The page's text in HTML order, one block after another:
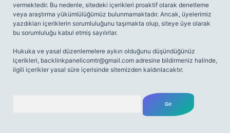
vermektedir. Bu nedenle, sitedeki içerikleri proaktif olarak denetleme
veya araştırma yükümlülüğümüz bulunmamaktadır. Ancak, üyelerimiz
yazdıkları içeriklerin sorumluluğunu taşımakta olup, siteye üye olarak
bu sorumluluğu kabul etmiş sayılırlar.
Hukuka ve yasal düzenlemelere aykırı olduğunu düşündüğünüz
içerikleri, backlinkpanelicomtr@gmail.com adresine bildirmeniz halinde,
ilgili içerikler yasal süre içerisinde sitemizden kaldırılacaktır.